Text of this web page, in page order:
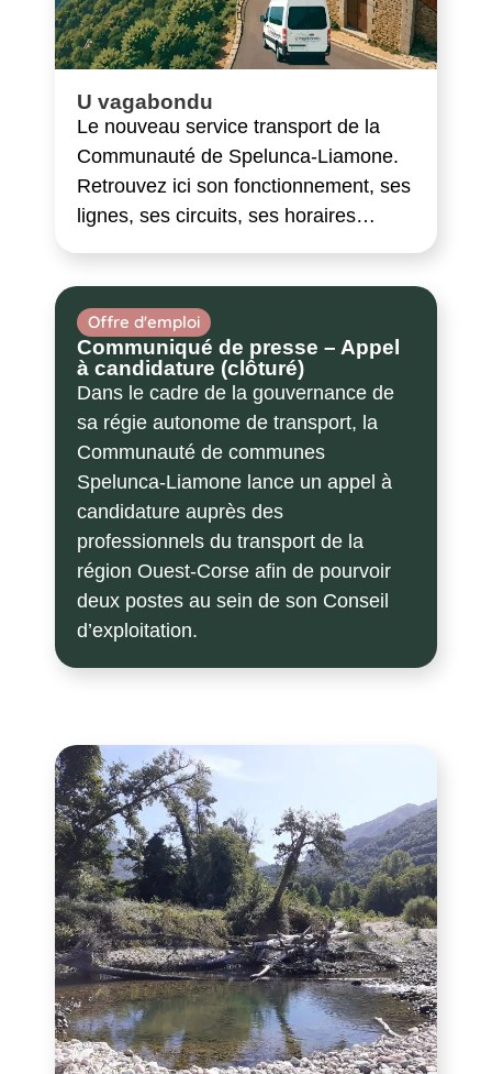
U vagabondu
Le nouveau service transport de la
Communauté de Spelunca-Liamone.
Retrouvez ici son fonctionnement, ses
lignes, ses circuits, ses horaires…
Offre d'emploi
Communiqué de presse – Appel
à candidature (clôturé)
Dans le cadre de la gouvernance de
sa régie autonome de transport, la
Communauté de communes
Spelunca-Liamone lance un appel à
candidature auprès des
professionnels du transport de la
région Ouest-Corse afin de pourvoir
deux postes au sein de son Conseil
d’exploitation.